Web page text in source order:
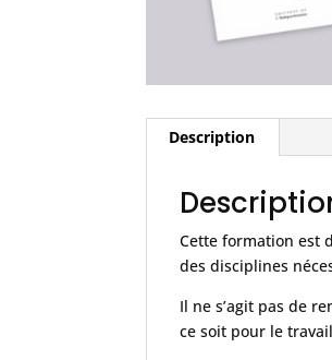
Description
Cette formation est
des disciplines
Il ne s’agit pas de
ce soit pour le